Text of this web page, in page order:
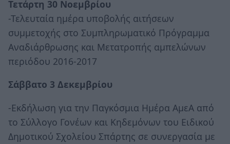
Τετάρτη 30 Νοεμβρίου
-Τελευταία ημέρα υποβολής αιτήσεων
συμμετοχής στο Συμπληρωματικό Πρόγραμμα
Αναδιάρθρωσης και Μετατροπής αμπελώνων
περιόδου 2016-2017
Σάββατο 3 Δεκεμβρίου
-Εκδήλωση για την Παγκόσμια Ημέρα ΑμεΑ από
το Σύλλογο Γονέων και Κηδεμόνων του Ειδικού
Δημοτικού Σχολείου Σπάρτης σε συνεργασία με